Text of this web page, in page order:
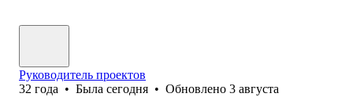
Руководитель проектов
32 года • Была сегодня • Обновлено 3 августа